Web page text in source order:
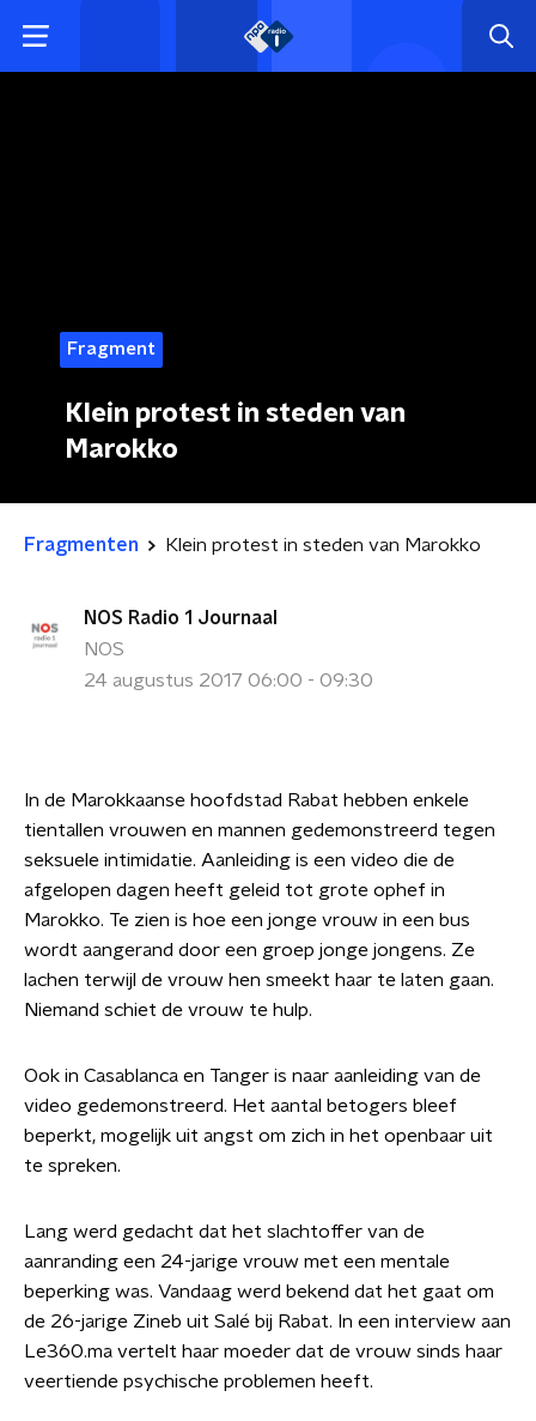
Fragment
Klein protest in steden van
Marokko
Fragmenten Klein protest in steden van Marokko
NOS Radio 1 Journaal
NOS
24 augustus 2017 06:00 - 09:30
In de Marokkaanse hoofdstad Rabat hebben enkele
tientallen vrouwen en mannen gedemonstreerd tegen
seksuele intimidatie. Aanleiding is een video die de
afgelopen dagen heeft geleid tot grote ophef in
Marokko. Te zien is hoe een jonge vrouw in een bus
wordt aangerand door een groep jonge jongens. Ze
lachen terwijl de vrouw hen smeekt haar te laten gaan.
Niemand schiet de vrouw te hulp.
Ook in Casablanca en Tanger is naar aanleiding van de
video gedemonstreerd. Het aantal betogers bleef
beperkt, mogelijk uit angst om zich in het openbaar uit
te spreken.
Lang werd gedacht dat het slachtoffer van de
aanranding een 24-jarige vrouw met een mentale
beperking was. Vandaag werd bekend dat het gaat om
de 26-jarige Zineb uit Salé bij Rabat. In een interview aan
Le360.ma vertelt haar moeder dat de vrouw sinds haar
veertiende psychische problemen heeft.